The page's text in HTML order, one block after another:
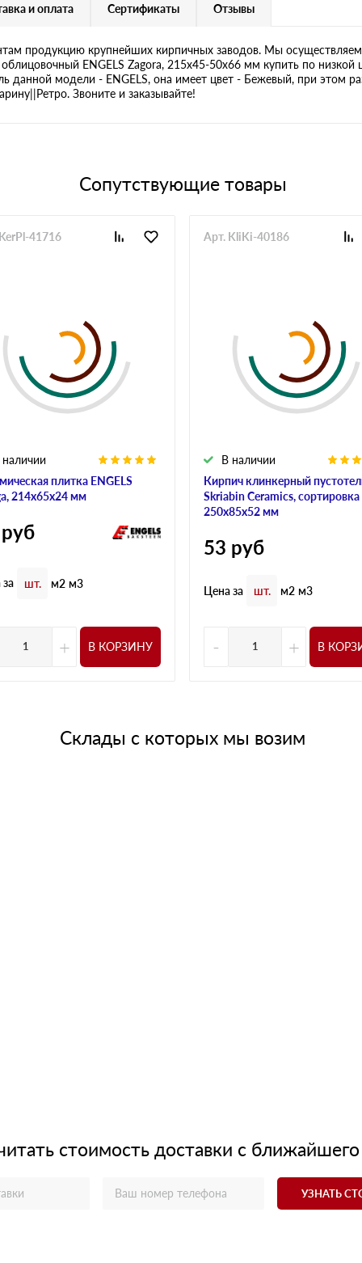
и оплата Сертификаты Отзывы
продукцию крупнейших кирпичных заводов. Мы
ENGELS Zagora, 215х45-50х66 мм купить по
данной модели - ENGELS, она имеет цвет - Бежевый, при этом
Звоните и заказывайте!
Сопутствующие товары
плитка ENGELS
214х65х24 мм
41716
шт. м2 м3
+ В КОРЗИНУ
Кирпич клинкерный
Skriabin Ceramics, сортировка
250х85х52 мм
В наличии
Арт. KliKi-40186
53 руб
Цена за шт. м2 м3
- + В
Склады с которых мы возим
стоимость доставки с ближайшего
УЗНАТЬ